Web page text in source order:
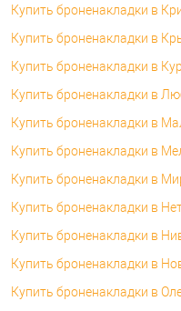
Купить броненакладки в
Купить броненакладки в
Купить броненакладки в
Купить броненакладки в
Купить броненакладки в
Купить броненакладки в
Купить броненакладки в
Купить броненакладки в
Купить броненакладки в
Купить броненакладки в
Купить броненакладки в